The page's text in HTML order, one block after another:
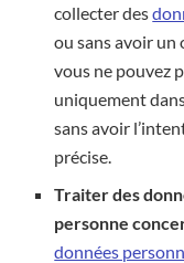
collecter des
ou sans avoir un
vous ne pouvez
uniquement
sans avoir
précise.
Traiter des
personne
données